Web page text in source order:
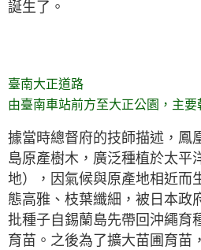
誕生了。
臺南大正道路
由臺南車站前方至大正公園，主
據當時總督府的技師描述，鳳
島原產樹木，廣泛種植於太平
地），因氣候與原產地相近而
態高雅、枝葉纖細，被日本政
批種子自錫蘭島先帶回沖繩育
育苗。之後為了擴大苗圃育苗